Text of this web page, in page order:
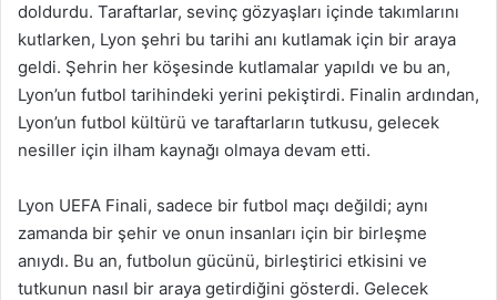
doldurdu. Taraftarlar, sevinç gözyaşları içinde takımlarını
kutlarken, Lyon şehri bu tarihi anı kutlamak için bir araya
geldi. Şehrin her köşesinde kutlamalar yapıldı ve bu an,
Lyon’un futbol tarihindeki yerini pekiştirdi. Finalin ardından,
Lyon’un futbol kültürü ve taraftarların tutkusu, gelecek
nesiller için ilham kaynağı olmaya devam etti.
Lyon UEFA Finali, sadece bir futbol maçı değildi; aynı
zamanda bir şehir ve onun insanları için bir birleşme
anıydı. Bu an, futbolun gücünü, birleştirici etkisini ve
tutkunun nasıl bir araya getirdiğini gösterdi. Gelecek